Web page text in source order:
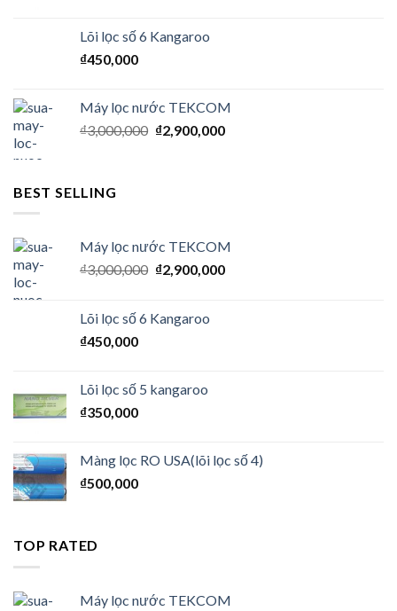
Lõi lọc số 6 Kangaroo
₫450,000
Máy lọc nước TEKCOM
₫3,000,000 ₫2,900,000
BEST SELLING
Máy lọc nước TEKCOM
₫3,000,000 ₫2,900,000
Lõi lọc số 6 Kangaroo
₫450,000
Lõi lọc số 5 kangaroo
₫350,000
Màng lọc RO USA(lõi lọc số 4)
₫500,000
TOP RATED
Máy lọc nước TEKCOM